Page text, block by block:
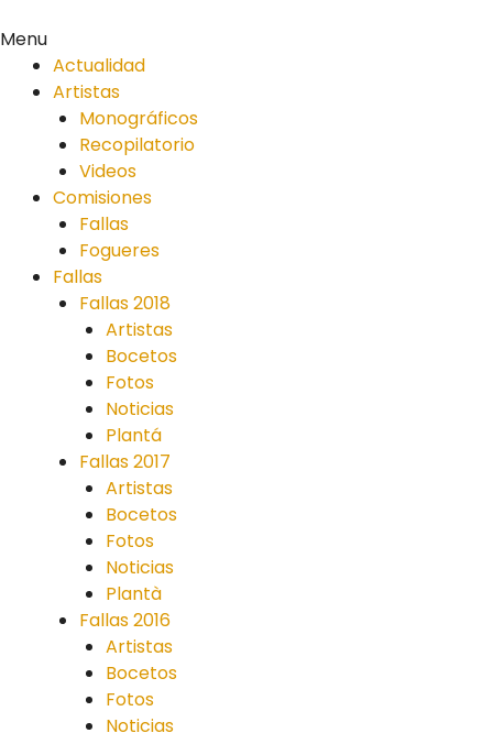
Menu
Actualidad
Artistas
Monográficos
Recopilatorio
Videos
Comisiones
Fallas
Fogueres
Fallas
Fallas 2018
Artistas
Bocetos
Fotos
Noticias
Plantá
Fallas 2017
Artistas
Bocetos
Fotos
Noticias
Plantà
Fallas 2016
Artistas
Bocetos
Fotos
Noticias